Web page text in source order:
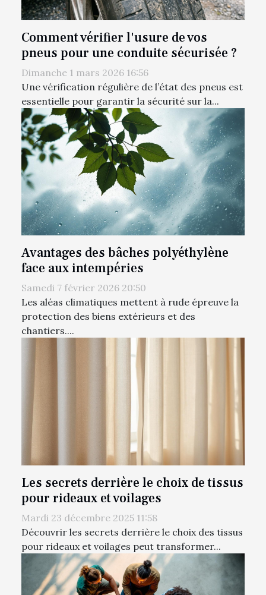
Comment vérifier l'usure de vos
pneus pour une conduite sécurisée ?
Dimanche 1 mars 2026 16:56
Une vérification régulière de l’état des pneus est
essentielle pour garantir la sécurité sur la...
Avantages des bâches polyéthylène
face aux intempéries
Samedi 7 février 2026 20:50
Les aléas climatiques mettent à rude épreuve la
protection des biens extérieurs et des
chantiers....
Les secrets derrière le choix de tissus
pour rideaux et voilages
Mardi 23 décembre 2025 11:58
Découvrir les secrets derrière le choix des tissus
pour rideaux et voilages peut transformer...